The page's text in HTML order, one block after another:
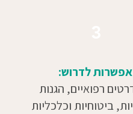
אפשרות לדרוש:
רפואיים, הגנות
ביטוחיות וכלכליות